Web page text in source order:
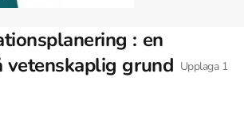
: en
vetenskaplig grund Upplaga 1